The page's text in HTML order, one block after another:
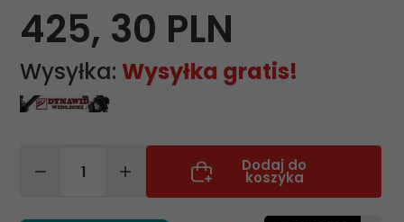
425, 30 PLN
Wysyłka: Wysyłka gratis!
Dodaj do
koszyka